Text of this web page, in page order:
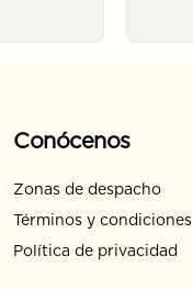
Conócenos
Zonas de despacho
Términos y condiciones
Política de privacidad